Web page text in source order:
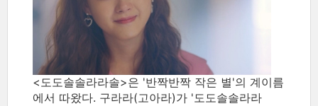
<도도솔솔라라솔>은 '반짝반짝 작은 별'의 계이름
에서 따왔다. 구라라(고아라)가 '도도솔솔라라